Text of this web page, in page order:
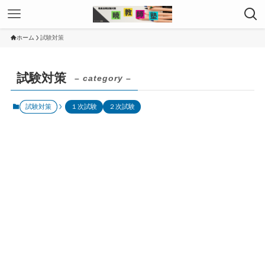
ホーム 試験対策
試験対策 – category –
試験対策 １次試験 ２次試験